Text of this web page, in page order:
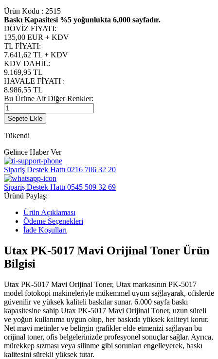
Ürün Kodu : 2515
Baskı Kapasitesi %5 yoğunlukta 6,000 sayfadır.
DÖVİZ FİYATI:
135,00 EUR + KDV
TL FİYATI:
7.641,62 TL + KDV
KDV DAHİL:
9.169,95 TL
HAVALE FİYATI :
8.986,55 TL
Bu Ürüne Ait Diğer Renkler:
Sepete Ekle
Tükendi
Gelince Haber Ver
Sipariş Destek Hattı 0216 706 32 20
Sipariş Destek Hattı 0545 509 32 69
Ürünü Paylaş:
Ürün Açıklaması
Ödeme Seçenekleri
İade Koşulları
Utax PK-5017 Mavi Orijinal Toner Ürün
Bilgisi
Utax PK-5017 Mavi Orijinal Toner, Utax markasının PK-5017
model fotokopi makineleriyle mükemmel uyum sağlayarak, ofislerde
güvenilir ve yüksek kaliteli baskılar sunar. 6.000 sayfa baskı
kapasitesine sahip Utax PK-5017 Mavi Orijinal Toner, uzun süreli
ve yoğun kullanıma uygun olup, her baskıda yüksek kaliteyi korur.
Net mavi metinler ve belirgin grafikler elde etmenizi sağlayan bu
orijinal toner, ofis belgelerinizde profesyonel sonuçlar sağlar. Ayrıca,
mürekkep sızması veya silinme gibi sorunları engelleyerek, baskı
kalitesini sürekli yüksek tutar.